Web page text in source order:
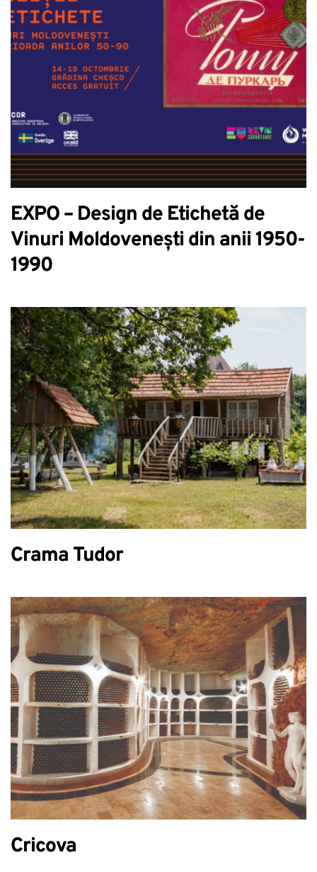
EXPO – Design de Etichetă de
Vinuri Moldovenești din anii 1950-
1990
Crama Tudor
Cricova